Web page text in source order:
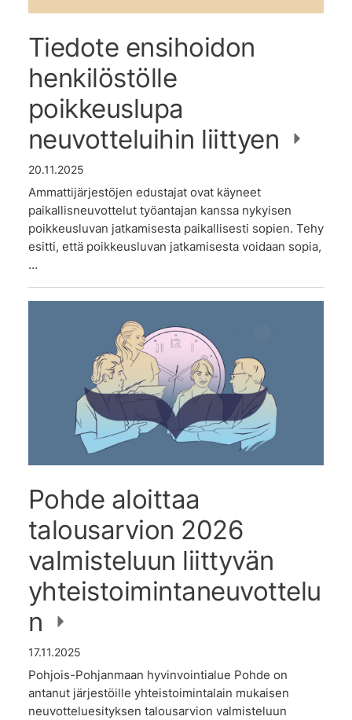
Tiedote ensihoidon
henkilöstölle
poikkeuslupa
neuvotteluihin liittyen
20.11.2025
Ammattijärjestöjen edustajat ovat käyneet
paikallisneuvottelut työantajan kanssa nykyisen
poikkeusluvan jatkamisesta paikallisesti sopien. Tehy
esitti, että poikkeusluvan jatkamisesta voidaan sopia,
…
Pohde aloittaa
talousarvion 2026
valmisteluun liittyvän
yhteistoimintaneuvottelu
n
17.11.2025
Pohjois-Pohjanmaan hyvinvointialue Pohde on
antanut järjestöille yhteistoimintalain mukaisen
neuvotteluesityksen talousarvion valmisteluun